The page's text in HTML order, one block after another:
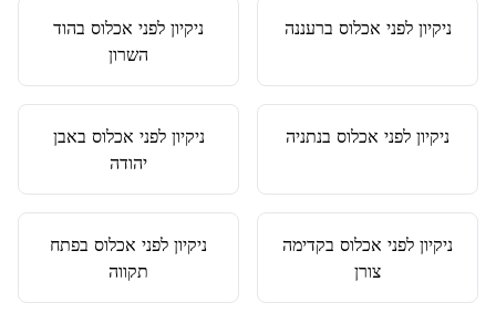
ניקיון לפני אכלוס ברעננה ניקיון לפני אכלוס בהוד
השרון
ניקיון לפני אכלוס בנתניה ניקיון לפני אכלוס באבן
יהודה
ניקיון לפני אכלוס בקדימה
צורן
ניקיון לפני אכלוס בפתח
תקווה